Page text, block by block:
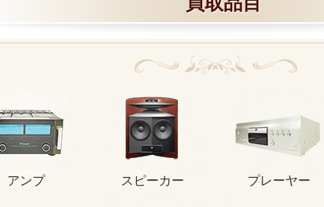
アンプ スピーカー プレーヤー